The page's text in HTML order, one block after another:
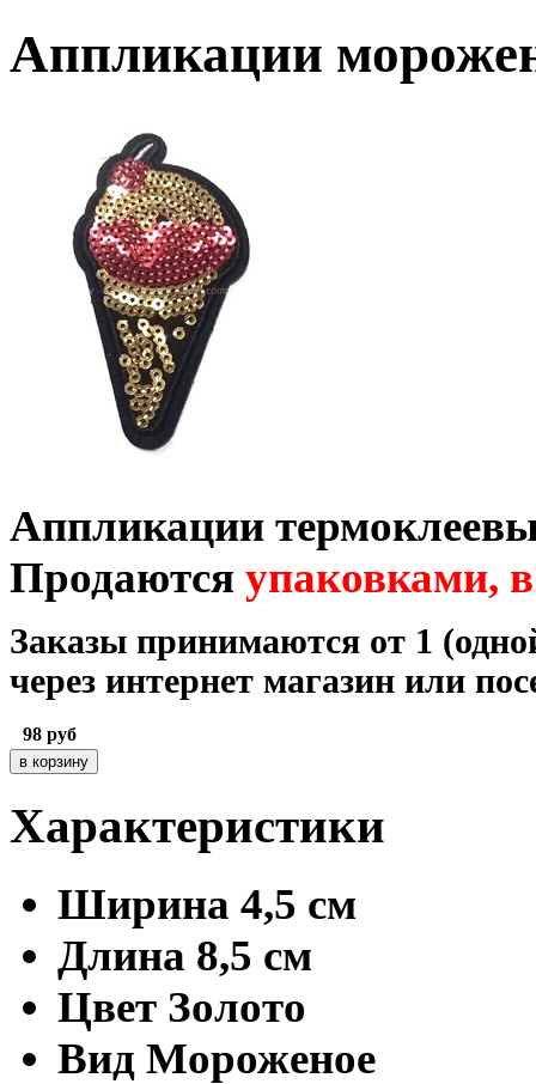
Аппликации
Аппликации
Продаются упаковками,
Заказы принимаются от 1
через интернет магазин или
98 руб
Характеристики
Ширина 4,5 см
Длина 8,5 см
Цвет Золото
Вид Мороженое